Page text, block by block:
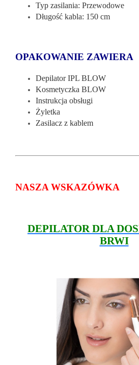
Typ zasilania: Przewodowe
Długość kabla: 150 cm
OPAKOWANIE ZAWIERA
Depilator IPL BLOW
Kosmetyczka BLOW
Instrukcja obsługi
Żyletka
Zasilacz z kablem
NASZA WSKAZÓWKA
DEPILATOR DLA
BRWI